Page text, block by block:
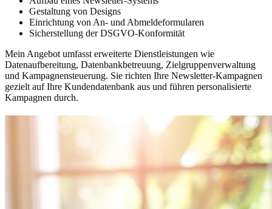
Gestaltung von Designs
Einrichtung von An- und Abmeldeformularen
Sicherstellung der DSGVO-Konformität
Mein Angebot umfasst erweiterte Dienstleistungen wie
Datenaufbereitung, Datenbankbetreuung, Zielgruppenverwaltung
und Kampagnensteuerung. Sie richten Ihre Newsletter-Kampagnen
gezielt auf Ihre Kundendatenbank aus und führen personalisierte
Kampagnen durch.